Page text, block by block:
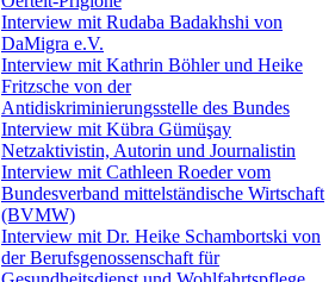
Interview mit Rudaba Badakhshi von
DaMigra e.V.
Interview mit Kathrin Böhler und Heike
Fritzsche von der
Antidiskriminierungsstelle des Bundes
Interview mit Kübra Gümüşay
Netzaktivistin, Autorin und Journalistin
Interview mit Cathleen Roeder vom
Bundesverband mittelständische Wirtschaft
(BVMW)
Interview mit Dr. Heike Schambortski von
der Berufsgenossenschaft für